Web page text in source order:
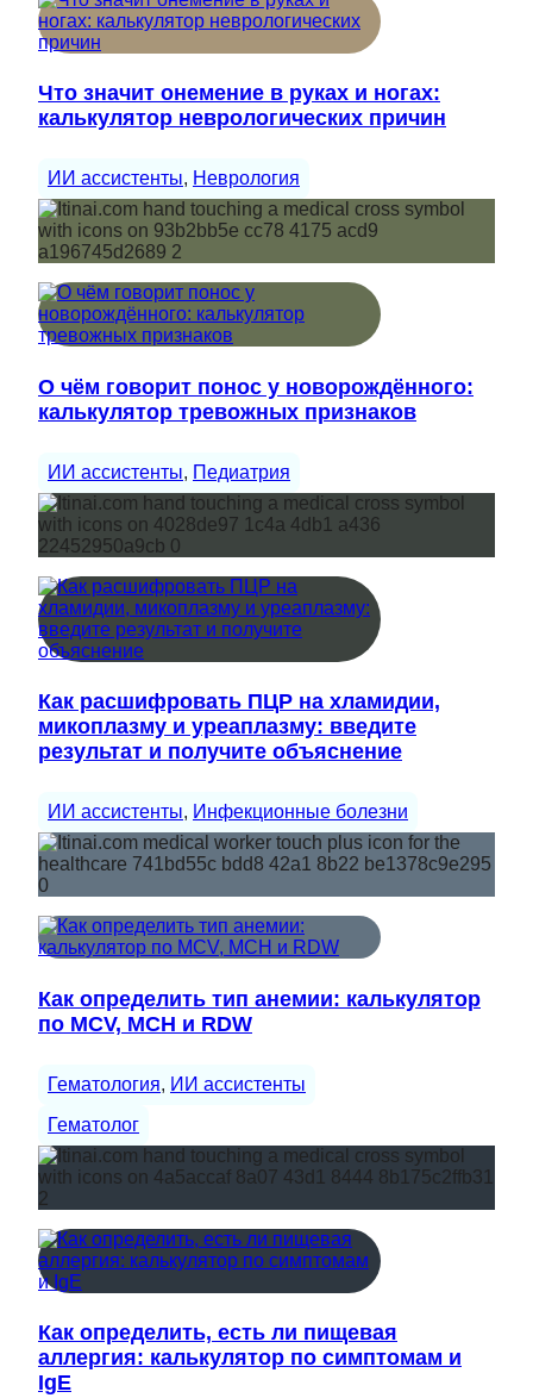
Что значит онемение в руках и ногах:
калькулятор неврологических причин
ИИ ассистенты, Неврология
О чём говорит понос у новорождённого:
калькулятор тревожных признаков
ИИ ассистенты, Педиатрия
Как расшифровать ПЦР на хламидии,
микоплазму и уреаплазму: введите
результат и получите объяснение
ИИ ассистенты, Инфекционные болезни
Как определить тип анемии: калькулятор
по MCV, MCH и RDW
Гематология, ИИ ассистенты
Гематолог
Как определить, есть ли пищевая
аллергия: калькулятор по симптомам и
IgE